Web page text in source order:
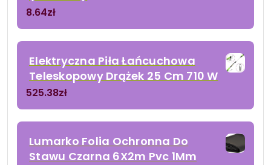
8.64zł
Elektryczna Piła Łańcuchowa
Teleskopowy Drążek 25 Cm 710 W
525.38zł
Lumarko Folia Ochronna Do
Stawu Czarna 6X2m Pvc 1Mm